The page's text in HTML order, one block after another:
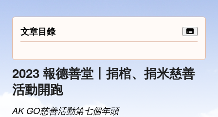
文章目錄
2023 報德善堂丨捐棺、捐米慈善
活動開跑
AK GO慈善活動第七個年頭